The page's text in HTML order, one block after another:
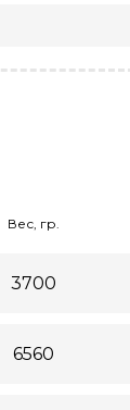
Вес, гр.
3700
6560